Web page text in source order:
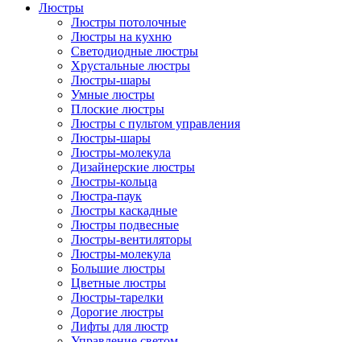
Люстры
Люстры потолочные
Люстры на кухню
Светодиодные люстры
Хрустальные люстры
Люстры-шары
Умные люстры
Плоские люстры
Люстры с пультом управления
Люстры-шары
Люстры-молекула
Дизайнерские люстры
Люстры-кольца
Люстра-паук
Люстры каскадные
Люстры подвесные
Люстры-вентиляторы
Люстры-молекула
Большие люстры
Цветные люстры
Люстры-тарелки
Дорогие люстры
Лифты для люстр